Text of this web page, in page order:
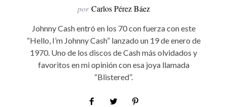
por Carlos Pérez Báez
Johnny Cash entró en los 70 con fuerza con este
“Hello, I’m Johnny Cash” lanzado un 19 de enero de
1970. Uno de los discos de Cash más olvidados y
favoritos en mi opinión con esa joya llamada
“Blistered”.